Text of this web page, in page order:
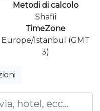
Metodi di calcolo
Shafii
TimeZone
Europe/Istanbul (GMT
3)